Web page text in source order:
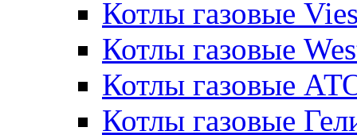
Котлы газовые
Котлы газовые
Котлы газовые
Котлы газовые